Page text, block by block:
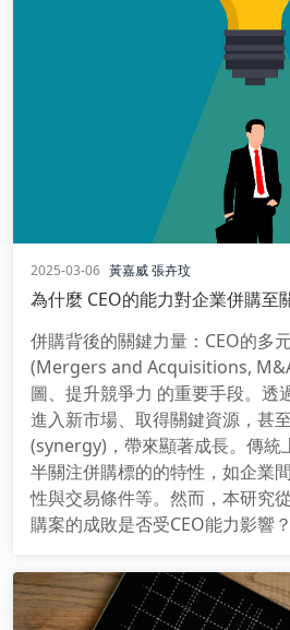
2025-03-06 黃嘉威張卉玟
為什麼 CEO的能力對企業併購至
併購背後的關鍵力量：CEO的多
(Mergers and Acquisitions,
圖、提升競爭力 的重要手段。透
進入新市場、取得關鍵資源，甚
(synergy)，帶來顯著成長。傳統
半關注併購標的的特性，如企業
性與交易條件等。然而，本研究
購案的成敗是否受CEO能力影響？